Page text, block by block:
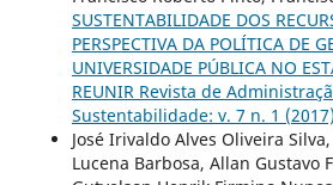
SUSTENTABILIDADE DOS
PERSPECTIVA DA POLÍTICA DE
UNIVERSIDADE PÚBLICA NO
REUNIR Revista de
Sustentabilidade: v. 7 n. 1
José Irivaldo Alves Oliveira
Lucena Barbosa, Allan Gustavo